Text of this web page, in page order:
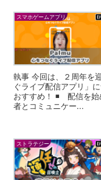
スマホゲームアプリ
執事 今回は、２周年を
ぐライブ配信アプリ」
おすすめ！ ◾️ 配信を
者とコミュニケー...
ストラテジー